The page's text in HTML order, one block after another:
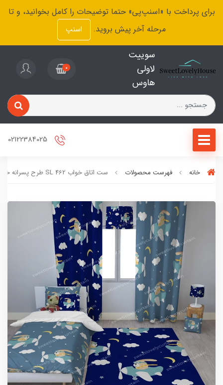
برای پرداخت با «اسنپ‌پی» حتما توضیحات را کامل بخوانید، و تا
مرحله آخر پیش بروید.
اسنپ
سوییت
لاولی
هاوس
0
خانه فهرست محصولات ست اتاق خواب SL 462 طرح پسرانه خلبانی